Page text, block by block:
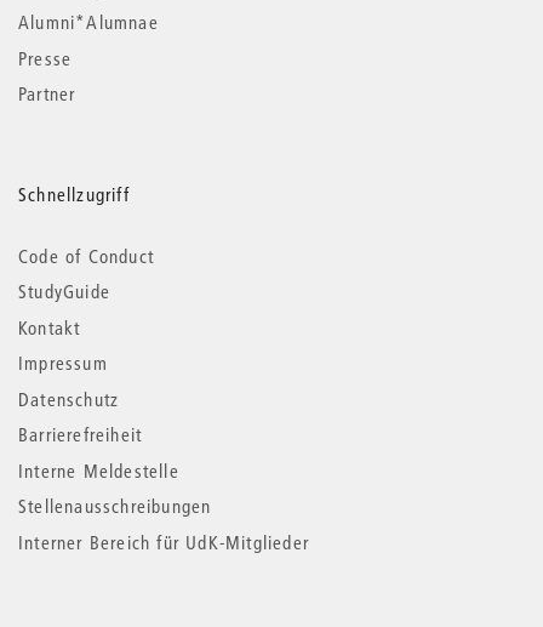
Alumni*Alumnae
Presse
Partner
Schnellzugriff
Code of Conduct
StudyGuide
Kontakt
Impressum
Datenschutz
Barrierefreiheit
Interne Meldestelle
Stellenausschreibungen
Interner Bereich für UdK-Mitglieder